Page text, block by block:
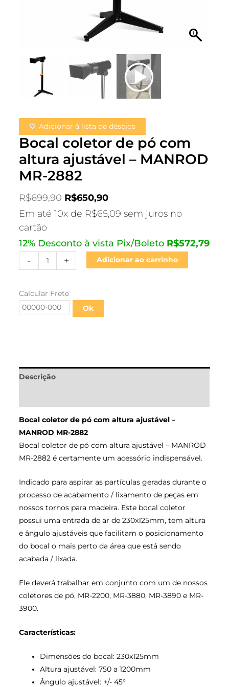
Adicionar à lista de desejos
Bocal coletor de pó com
altura ajustável – MANROD
MR-2882
R$699,90 R$650,90
Em até 10x de R$65,09 sem juros no
cartão
12% Desconto à vista Pix/Boleto R$572,79
- + Adicionar ao carrinho
Calcular Frete
Ok
Descrição
Bocal coletor de pó com altura ajustável –
MANROD MR-2882
Bocal coletor de pó com altura ajustável – MANROD
MR-2882 é certamente um acessório indispensável.
Indicado para aspirar as partículas geradas durante o
processo de acabamento / lixamento de peças em
nossos tornos para madeira. Este bocal coletor
possui uma entrada de ar de 230x125mm, tem altura
e ângulo ajustáveis que facilitam o posicionamento
do bocal o mais perto da área que está sendo
acabada / lixada.
Ele deverá trabalhar em conjunto com um de nossos
coletores de pó, MR-2200, MR-3880, MR-3890 e MR-
3900.
Características:
Dimensões do bocal: 230x125mm
Altura ajustável: 750 a 1200mm
Ângulo ajustável: +/- 45°